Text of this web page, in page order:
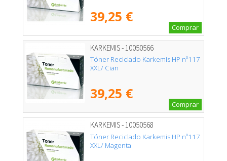
39,25 €
Comprar
KARKEMIS - 10050566
Tóner Reciclado Karkemis HP nº117
XXL/ Cian
39,25 €
Comprar
KARKEMIS - 10050568
Tóner Reciclado Karkemis HP nº117
XXL/ Magenta